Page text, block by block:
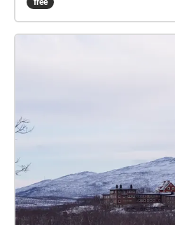
beautiful flora and fauna.
free